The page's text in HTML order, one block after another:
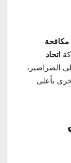
اتحاد
الصراصير،
بأعلى